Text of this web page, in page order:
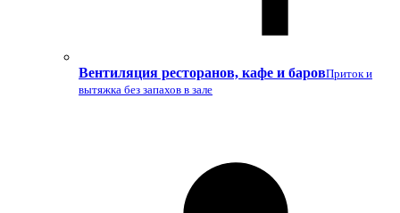
Вентиляция ресторанов, кафе и баровПриток и
вытяжка без запахов в зале